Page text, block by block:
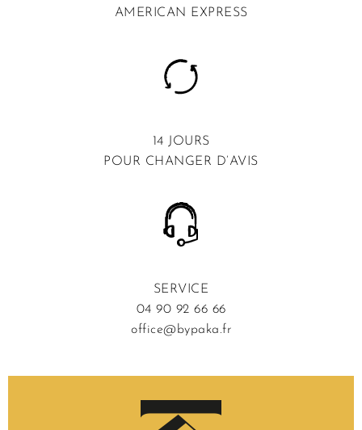
AMERICAN EXPRESS
14 JOURS
POUR CHANGER D’AVIS
SERVICE
04 90 92 66 66
office@bypaka.fr